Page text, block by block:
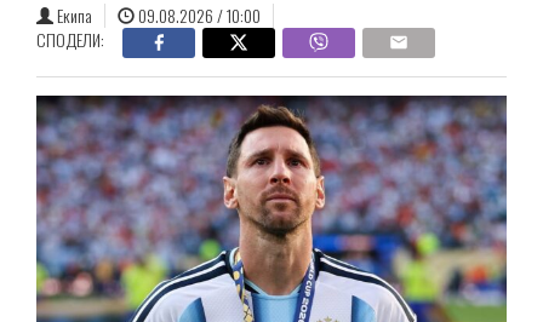
Екипа
09.08.2026 / 10:00
СПОДЕЛИ: